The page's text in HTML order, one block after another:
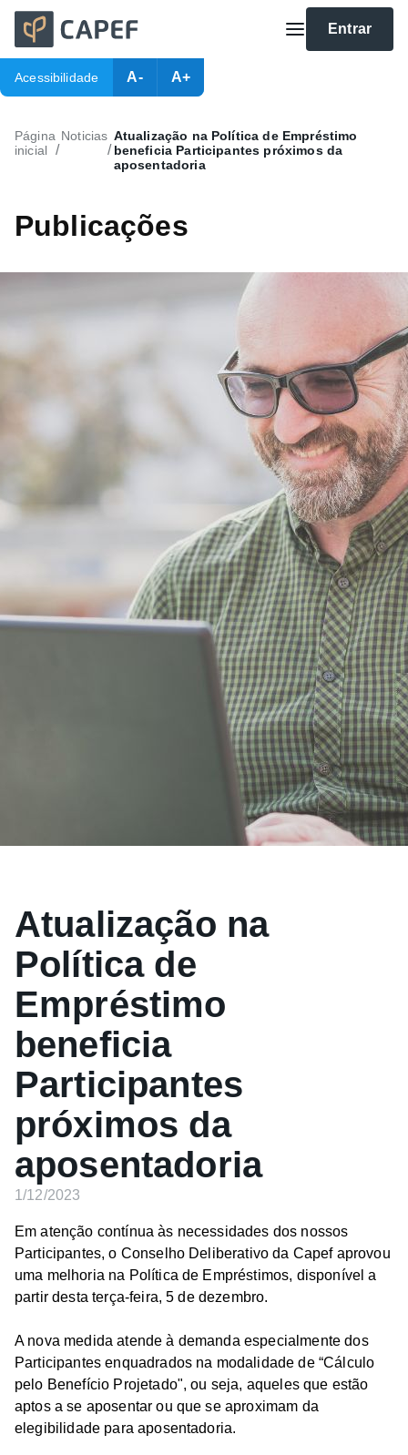
Entrar
Acessibilidade A- A+
Página
inicial /
Noticias
/
Atualização na Política de Empréstimo
beneficia Participantes próximos da
aposentadoria
Publicações
Atualização na
Política de
Empréstimo
beneficia
Participantes
próximos da
aposentadoria
1/12/2023
Em atenção contínua às necessidades dos nossos
Participantes, o Conselho Deliberativo da Capef aprovou
uma melhoria na Política de Empréstimos, disponível a
partir desta terça-feira, 5 de dezembro.
A nova medida atende à demanda especialmente dos
Participantes enquadrados na modalidade de “Cálculo
pelo Benefício Projetado", ou seja, aqueles que estão
aptos a se aposentar ou que se aproximam da
elegibilidade para aposentadoria.